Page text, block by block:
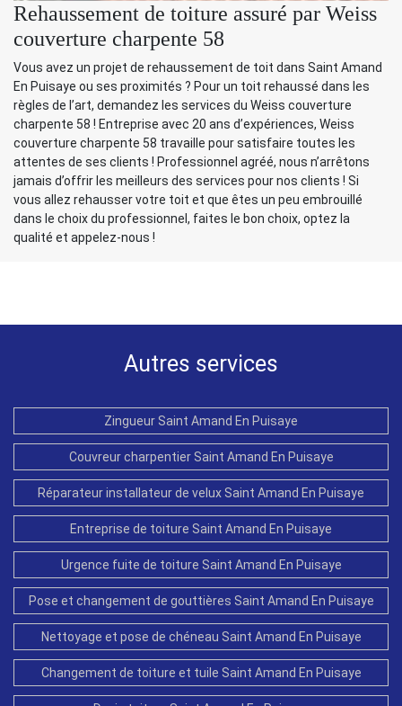
Rehaussement de toiture assuré par Weiss
couverture charpente 58
Vous avez un projet de rehaussement de toit dans Saint Amand
En Puisaye ou ses proximités ? Pour un toit rehaussé dans les
règles de l’art, demandez les services du Weiss couverture
charpente 58 ! Entreprise avec 20 ans d’expériences, Weiss
couverture charpente 58 travaille pour satisfaire toutes les
attentes de ses clients ! Professionnel agréé, nous n’arrêtons
jamais d’offrir les meilleurs des services pour nos clients ! Si
vous allez rehausser votre toit et que êtes un peu embrouillé
dans le choix du professionnel, faites le bon choix, optez la
qualité et appelez-nous !
Autres services
Zingueur Saint Amand En Puisaye
Couvreur charpentier Saint Amand En Puisaye
Réparateur installateur de velux Saint Amand En Puisaye
Entreprise de toiture Saint Amand En Puisaye
Urgence fuite de toiture Saint Amand En Puisaye
Pose et changement de gouttières Saint Amand En Puisaye
Nettoyage et pose de chéneau Saint Amand En Puisaye
Changement de toiture et tuile Saint Amand En Puisaye